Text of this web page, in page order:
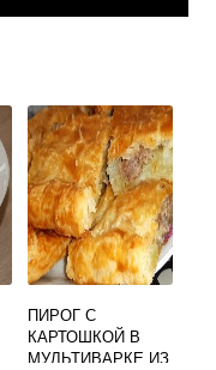
ПИРОГ С
КАРТОШКОЙ В
МУЛЬТИВАРКЕ ИЗ